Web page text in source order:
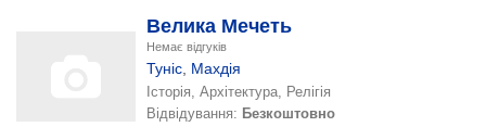
Велика Мечеть
Немає відгуків
Туніс Махдія
Історія, Архітектура, Релігія
Відвідування: Безкоштовно